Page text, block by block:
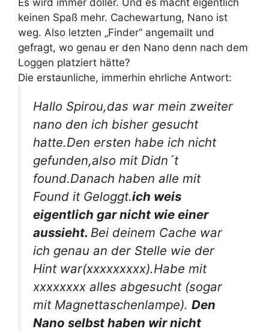
keinen Spaß mehr. Cachewartung, Nano ist
weg. Also letzten „Finder“ angemailt und
gefragt, wo genau er den Nano denn nach dem
Loggen platziert hätte?
Die erstaunliche, immerhin ehrliche Antwort:
Hallo Spirou,das war mein zweiter
nano den ich bisher gesucht
hatte.Den ersten habe ich nicht
gefunden,also mit Didn´t
found.Danach haben alle mit
Found it Geloggt.ich weis
eigentlich gar nicht wie einer
aussieht. Bei deinem Cache war
ich genau an der Stelle wie der
Hint war(xxxxxxxxx).Habe mit
xxxxxxxx alles abgesucht (sogar
mit Magnettaschenlampe). Den
Nano selbst haben wir nicht